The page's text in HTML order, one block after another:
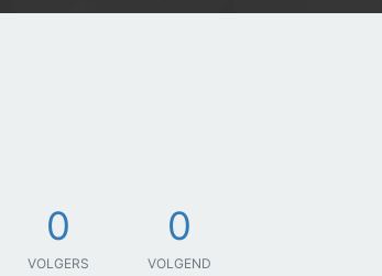
0
VOLGERS
0
VOLGEND